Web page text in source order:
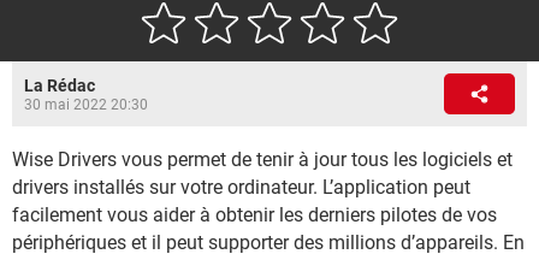
La Rédac
30 mai 2022 20:30
Wise Drivers vous permet de tenir à jour tous les logiciels et
drivers installés sur votre ordinateur. L’application peut
facilement vous aider à obtenir les derniers pilotes de vos
périphériques et il peut supporter des millions d’appareils. En